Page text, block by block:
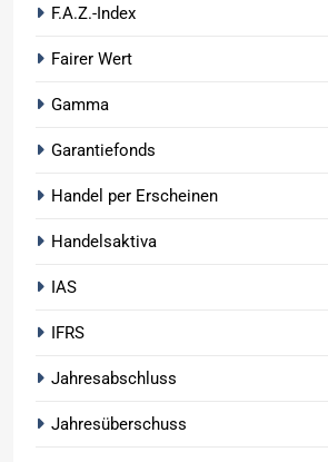
F.A.Z.-Index
Fairer Wert
Gamma
Garantiefonds
Handel per Erscheinen
Handelsaktiva
IAS
IFRS
Jahresabschluss
Jahresüberschuss